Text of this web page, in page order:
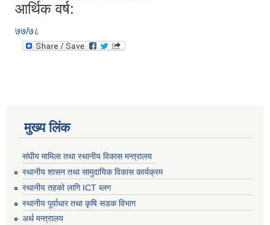
आर्थिक वर्ष:
७७/७८
मुख्य लिंक
संघीय मामिला तथा स्थानीय विकास मन्त्रालय
स्थानीय शासन तथा सामुदायिक विकास कार्यक्रम
स्थानीय तहको लागि ICT ब्लग
स्थानीय पूर्वाधार तथा कृषि सडक विभाग
अर्थ मन्त्रालय